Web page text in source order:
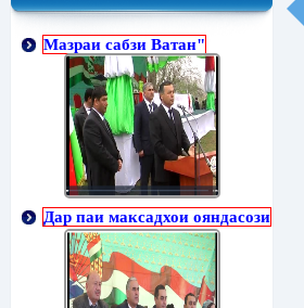
Мазраи сабзи Ватан"
Дар паи максадхои ояндасози